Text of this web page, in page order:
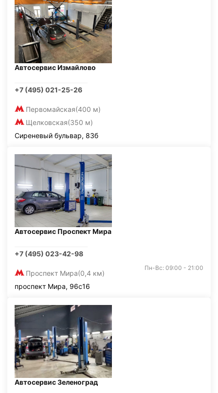
Автосервис Измайлово
+7 (495) 021-25-26
Первомайская(400 м)
Щелковская(350 м)
Сиреневый бульвар, 83б
Автосервис Проспект Мира
+7 (495) 023-42-98
Проспект Мира(0,4 км)
Пн-Вс: 09:00 - 21:00
проспект Мира, 96с16
Автосервис Зеленоград